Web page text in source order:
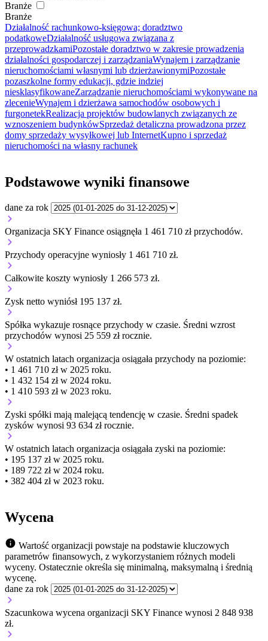
Branże
Branże
Działalność rachunkowo-księgowa; doradztwo
podatkoweDziałalność usługowa związana z
przeprowadzkamiPozostałe doradztwo w zakresie prowadzenia
działalności gospodarczej i zarządzaniaWynajem i zarządzanie
nieruchomościami własnymi lub dzierżawionymiPozostałe
pozaszkolne formy edukacji, gdzie indziej
niesklasyfikowaneZarządzanie nieruchomościami wykonywane na
zlecenieWynajem i dzierżawa samochodów osobowych i
furgonetekRealizacja projektów budowlanych związanych ze
wznoszeniem budynkówSprzedaż detaliczna prowadzona przez
domy sprzedaży wysyłkowej lub InternetKupno i sprzedaż
nieruchomości na własny rachunek
Podstawowe wyniki finansowe
dane za rok
Organizacja SKY Finance osiągnęła 1 461 710 zł przychodów.
Przychody operacyjne wyniosły 1 461 710 zł.
Całkowite koszty wyniosły 1 266 573 zł.
Zysk netto wyniósł 195 137 zł.
Spółka wykazuje rosnące przychody w czasie. Średni wzrost
przychodów wynosi 25 559 zł rocznie.
W ostatnich latach organizacja osiągała przychody na poziomie:
• 1 461 710 zł w 2025 roku.
• 1 432 154 zł w 2024 roku.
• 1 410 593 zł w 2023 roku.
Zyski spółki mają malejącą tendencję w czasie. Średni spadek
zysków wynosi 93 634 zł rocznie.
W ostatnich latach organizacja osiągała zyski na poziomie:
• 195 137 zł w 2025 roku.
• 189 722 zł w 2024 roku.
• 382 404 zł w 2023 roku.
Wycena
Wartość organizacji powstaje na podstawie kluczowych
parametrów finansowych, z wykorzystaniem różnych modeli
wyceny. Ostatecznie określa się minimalną, maksymalną i średnią
wycenę.
dane za rok
Szacunkowa wycena organizacji SKY Finance wynosi 2 848 938
zł.